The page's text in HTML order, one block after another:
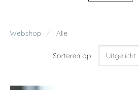
Webshop Alle
Sorteren op